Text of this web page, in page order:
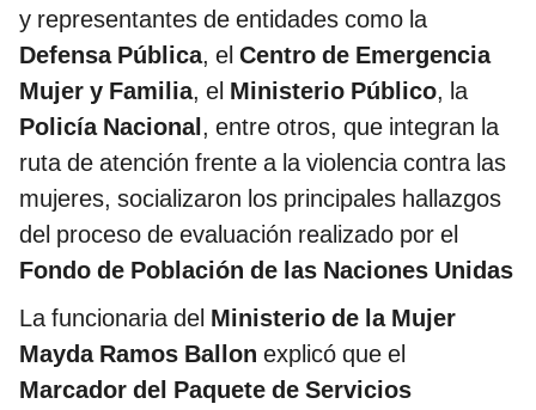
y representantes de entidades como la
Defensa Pública, el Centro de Emergencia
Mujer y Familia, el Ministerio Público, la
Policía Nacional, entre otros, que integran la
ruta de atención frente a la violencia contra las
mujeres, socializaron los principales hallazgos
del proceso de evaluación realizado por el
Fondo de Población de las Naciones Unidas
La funcionaria del Ministerio de la Mujer
Mayda Ramos Ballon explicó que el
Marcador del Paquete de Servicios